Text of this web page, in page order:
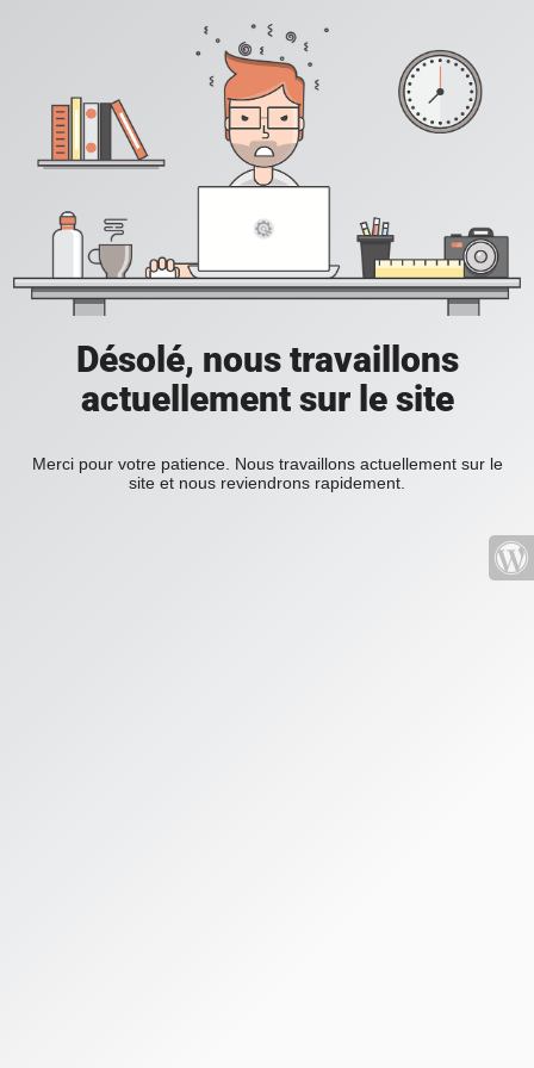
Désolé, nous travaillons
actuellement sur le site
Merci pour votre patience. Nous travaillons actuellement sur le
site et nous reviendrons rapidement.